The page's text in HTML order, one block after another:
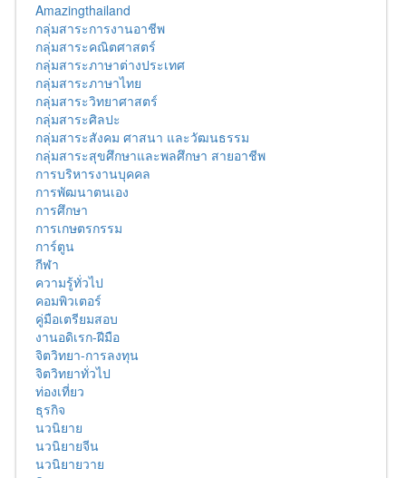
Amazingthailand
กลุ่มสาระการงานอาชีพ
กลุ่มสาระคณิตศาสตร์
กลุ่มสาระภาษาต่างประเทศ
กลุ่มสาระภาษาไทย
กลุ่มสาระวิทยาศาสตร์
กลุ่มสาระศิลปะ
กลุ่มสาระสังคม ศาสนา และวัฒนธรรม
กลุ่มสาระสุขศึกษาและพลศึกษา สายอาชีพ
การบริหารงานบุคคล
การพัฒนาตนเอง
การศึกษา
การเกษตรกรรม
การ์ตูน
กีฬา
ความรู้ทั่วไป
คอมพิวเตอร์
คู่มือเตรียมสอบ
งานอดิเรก-ฝีมือ
จิตวิทยา-การลงทุน
จิตวิทยาทั่วไป
ท่องเที่ยว
ธุรกิจ
นวนิยาย
นวนิยายจีน
นวนิยายวาย